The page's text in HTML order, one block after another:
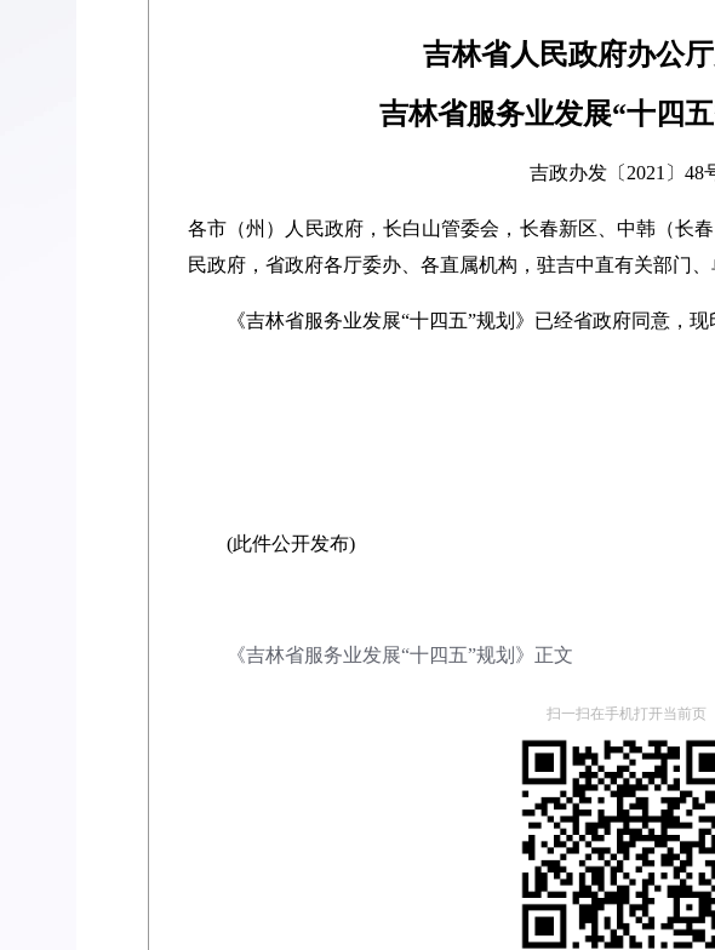
吉林省人民政府办公
吉林省服务业发展“十四
吉政办发〔2021〕48
各市（州）人民政府，长白山管委会，长春新区、中韩（长
民政府，省政府各厅委办、各直属机构，驻吉中直有关部门、
《吉林省服务业发展“十四五”规划》已经省政府同意，现
(此件公开发布)
《吉林省服务业发展“十四五”规划》正文
扫一扫在手机打开当前页